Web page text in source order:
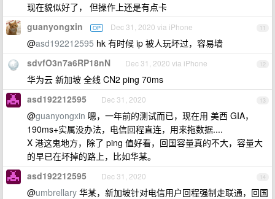
现在貌似好了， 但操作上还是有点卡
11
guanyongxin OP Dec 31, 2020 via iPhone
@asd192212595 hk 有时候 ip 被人玩坏过，容易墙
12
sdvfO3n7a6RP18nN Dec 31, 2020 via iPhone
华为云 新加坡 全线 CN2 ping 70ms
13
asd192212595 Dec 31, 2020
@guanyongxin 嗯，一年前的测试而已，现在用 美西 GIA，
190ms+实属没办法，电信回程直连，用来拖数据....
X 港这鬼地方，除了 ping 值好看，回国容量真的不大，容量大
的早已在坏掉的路上，比如华某。
14
asd192212595 Dec 31, 2020
@umbrellary 华某，新加坡针对电信用户回程强制走联通，回国